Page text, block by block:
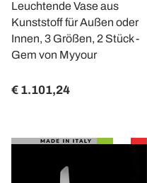
Leuchtende Vase aus
Kunststoff für Außen oder
Innen, 3 Größen, 2 Stück -
Gem von Myyour
€ 1.101,24